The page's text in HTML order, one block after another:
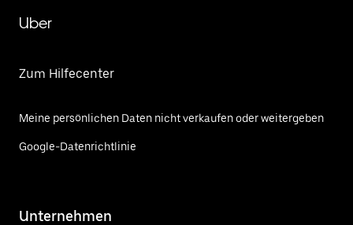
Uber
Zum Hilfecenter
Meine persönlichen Daten nicht verkaufen oder weitergeben
Google-Datenrichtlinie
Unternehmen